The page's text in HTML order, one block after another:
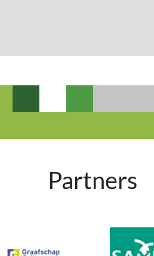
Partners